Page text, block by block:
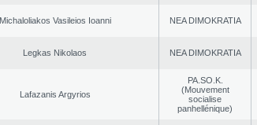
Michaloliakos Vasileios Ioanni NEA DΙMOKRATIA
Legkas Nikolaos NEA DΙMOKRATIA
Lafazanis Argyrios
PA.SO.K.
(Mouvement
socialise
panhellénique)